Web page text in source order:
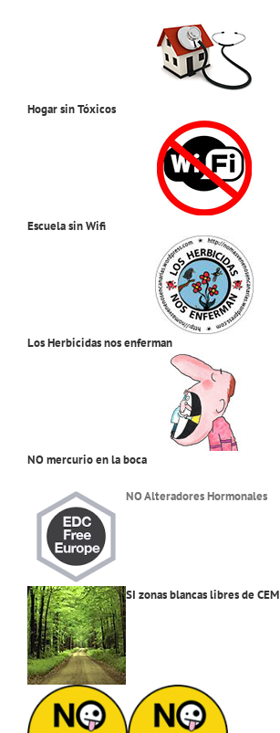
Hogar sin Tóxicos
Escuela sin Wifi
Los Herbicidas nos enferman
NO mercurio en la boca
NO Alteradores Hormonales
SI zonas blancas libres de CEM